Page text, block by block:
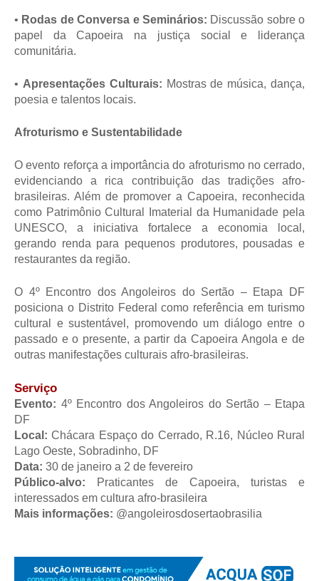
• Rodas de Conversa e Seminários: Discussão sobre o
papel da Capoeira na justiça social e liderança
comunitária.
• Apresentações Culturais: Mostras de música, dança,
poesia e talentos locais.
Afroturismo e Sustentabilidade
O evento reforça a importância do afroturismo no cerrado,
evidenciando a rica contribuição das tradições afro-
brasileiras. Além de promover a Capoeira, reconhecida
como Patrimônio Cultural Imaterial da Humanidade pela
UNESCO, a iniciativa fortalece a economia local,
gerando renda para pequenos produtores, pousadas e
restaurantes da região.
O 4º Encontro dos Angoleiros do Sertão – Etapa DF
posiciona o Distrito Federal como referência em turismo
cultural e sustentável, promovendo um diálogo entre o
passado e o presente, a partir da Capoeira Angola e de
outras manifestações culturais afro-brasileiras.
Serviço
Evento: 4º Encontro dos Angoleiros do Sertão – Etapa
DF
Local: Chácara Espaço do Cerrado, R.16, Núcleo Rural
Lago Oeste, Sobradinho, DF
Data: 30 de janeiro a 2 de fevereiro
Público-alvo:
Praticantes de Capoeira, turistas e
interessados em cultura afro-brasileira
Mais informações: @angoleirosdosertaobrasilia